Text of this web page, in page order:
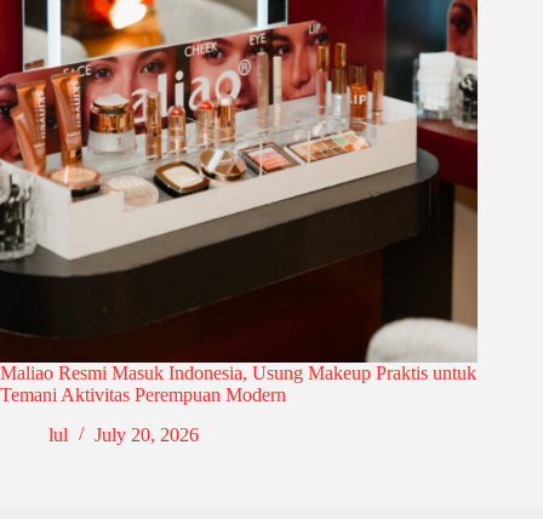
Maliao Resmi Masuk Indonesia, Usung Makeup Praktis untuk
Temani Aktivitas Perempuan Modern
lul
July 20, 2026